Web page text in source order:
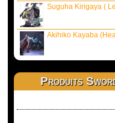
Suguha Kirigaya (
Akihiko Kayaba
Produits